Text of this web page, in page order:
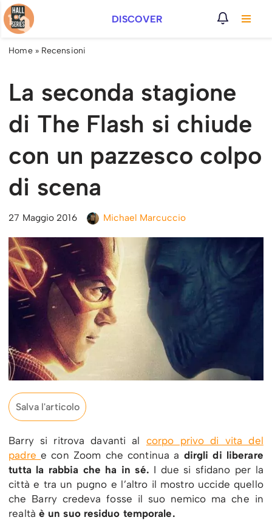
Vai
al
DISCOVER
Home» Recensioni
La seconda stagione
di The Flash si chiude
con un pazzesco colpo
di scena
27 Maggio 2016 Michael Marcuccio
Salva l'articolo
Barry si ritrova davanti al corpo privo di vita del
padre e con Zoom che continua a dirgli di liberare
tutta la rabbia che ha in sé. I due si sfidano per la
città e tra un pugno e l’altro il mostro uccide quello
che Barry credeva fosse il suo nemico ma che in
realtà è un suo residuo temporale.